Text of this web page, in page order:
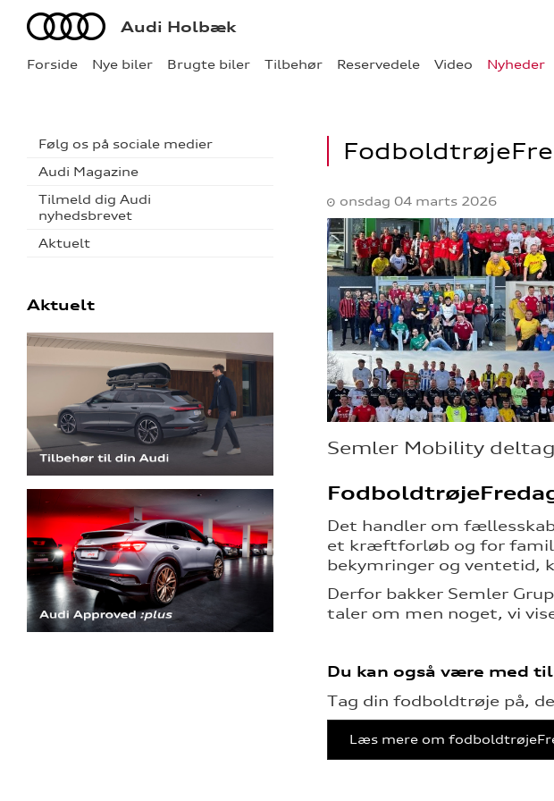
Forside Nye biler Brugte biler Tilbehør Reservedele Video Nyheder
Audi Audi Holbæk
Følg os på sociale medier
Audi Magazine
Tilmeld dig Audi
nyhedsbrevet
Aktuelt
Aktuelt
onsdag 04 marts 2026
Semler Mobility
Det handler om
et kræftforløb og for
bekymringer og ventetid,
Derfor bakker Semler
taler om men noget, vi
Du kan også være med
Tag din fodboldtrøje på,
Læs mere om